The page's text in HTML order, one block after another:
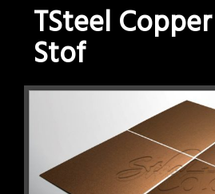
TSteel
Stof